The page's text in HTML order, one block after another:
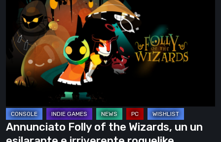
Steam
Folly
the
Wizards,
e
irriverente
roguelike
Annunciato Folly of the Wizards, un un